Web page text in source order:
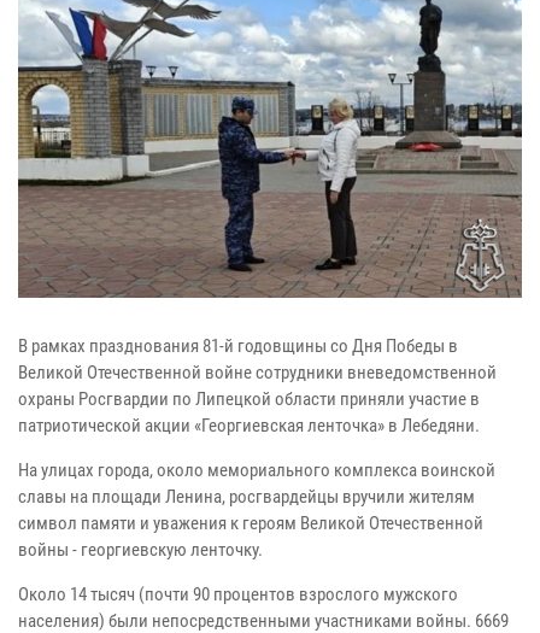
В рамках празднования 81-й годовщины со Дня Победы в
Великой Отечественной войне сотрудники вневедомственной
охраны Росгвардии по Липецкой области приняли участие в
патриотической акции «Георгиевская ленточка» в Лебедяни.
На улицах города, около мемориального комплекса воинской
славы на площади Ленина, росгвардейцы вручили жителям
символ памяти и уважения к героям Великой Отечественной
войны - георгиевскую ленточку.
Около 14 тысяч (почти 90 процентов взрослого мужского
населения) были непосредственными участниками войны. 6669